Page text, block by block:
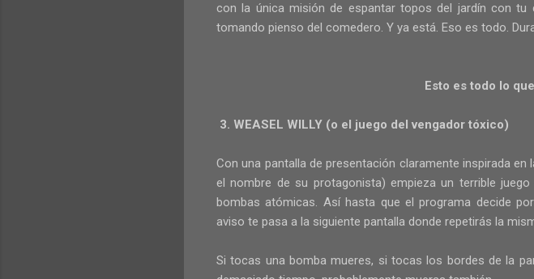
con la única misión de espantar topos del jardín con
tomando pienso del comedero. Y ya está. Eso es todo.
Esto es todo lo
3. WEASEL WILLY (o el juego del vengador tóxico)
Con una pantalla de presentación claramente inspirada
el nombre de su protagonista) empieza un terrible
bombas atómicas. Así hasta que el programa decide
aviso te pasa a la siguiente pantalla donde repetirás la
Si tocas una bomba mueres, si tocas los bordes de la